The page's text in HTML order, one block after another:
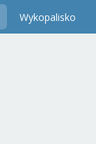
Wykopalisko